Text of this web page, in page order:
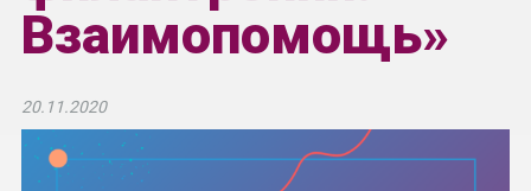
Взаимопомощь»
20.11.2020